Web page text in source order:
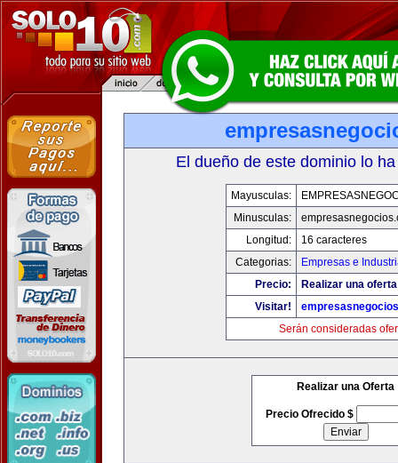
El dueño de este dominio lo
Mayusculas:
Minusculas:
Longitud:
16 caracteres
Categorias:
Empresas e
Precio:
Realizar una
Visitar!
Serán consideradas
Realizar una Oferta
Precio Ofrecido $